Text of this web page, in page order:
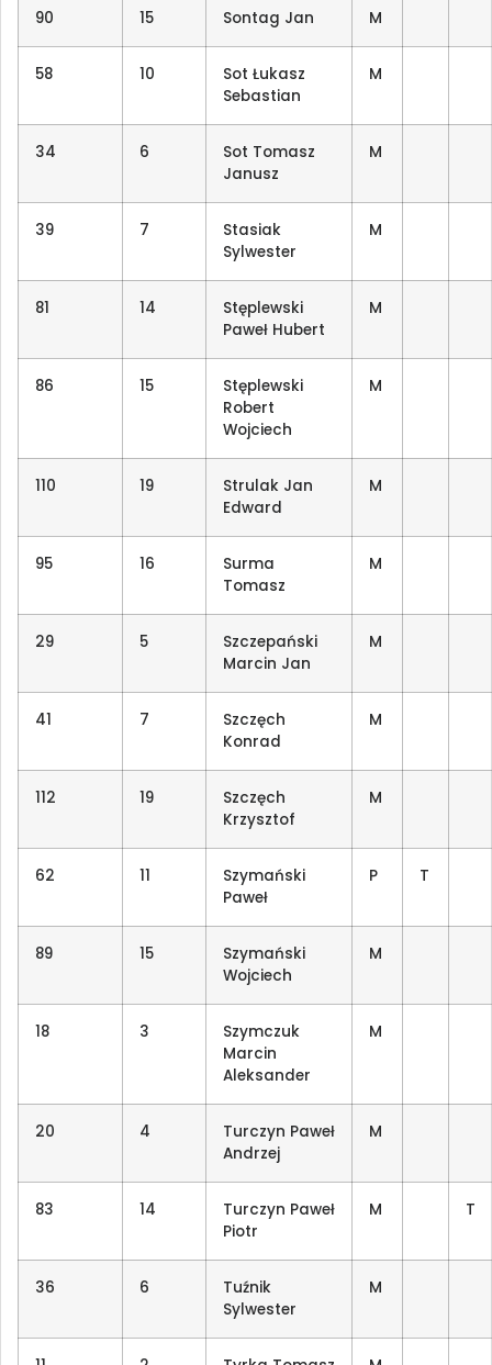
90 15 Sontag Jan M
58 10
Sot Łukasz
Sebastian
M
34 6
Sot Tomasz
Janusz
M
39 7
Stasiak
Sylwester
M
81 14
Stęplewski
Paweł Hubert
M
86 15
Stęplewski
Robert
Wojciech
M
110 19
Strulak Jan
Edward
M
95 16
Surma
Tomasz
M
29 5
Szczepański
Marcin Jan
M
41 7
Szczęch
Konrad
M
112 19
Szczęch
Krzysztof
M
62 11
Szymański
Paweł
P T
89 15
Szymański
Wojciech
M
18 3
Szymczuk
Marcin
Aleksander
M
20 4
Turczyn Paweł
Andrzej
M
83 14
Turczyn Paweł
Piotr
M T
36 6
Tuźnik
Sylwester
M